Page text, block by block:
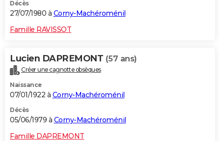
Décès
27/07/1980 à Corny-Machéroménil
Famille RAVISSOT
Lucien DAPREMONT (57 ans)
Créer une cagnotte obsèques
Naissance
07/01/1922 à Corny-Machéroménil
Décès
05/06/1979 à Corny-Machéroménil
Famille DAPREMONT